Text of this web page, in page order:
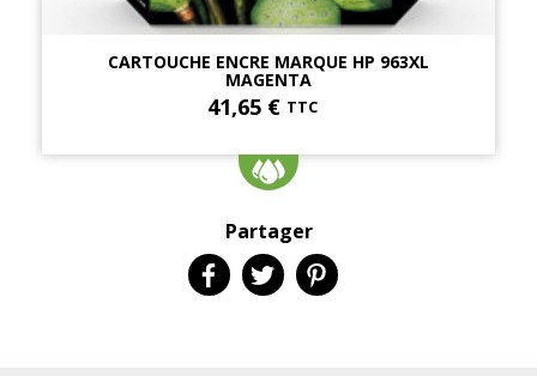
CARTOUCHE ENCRE MARQUE HP 963XL
MAGENTA
41,65 € TTC
Partager